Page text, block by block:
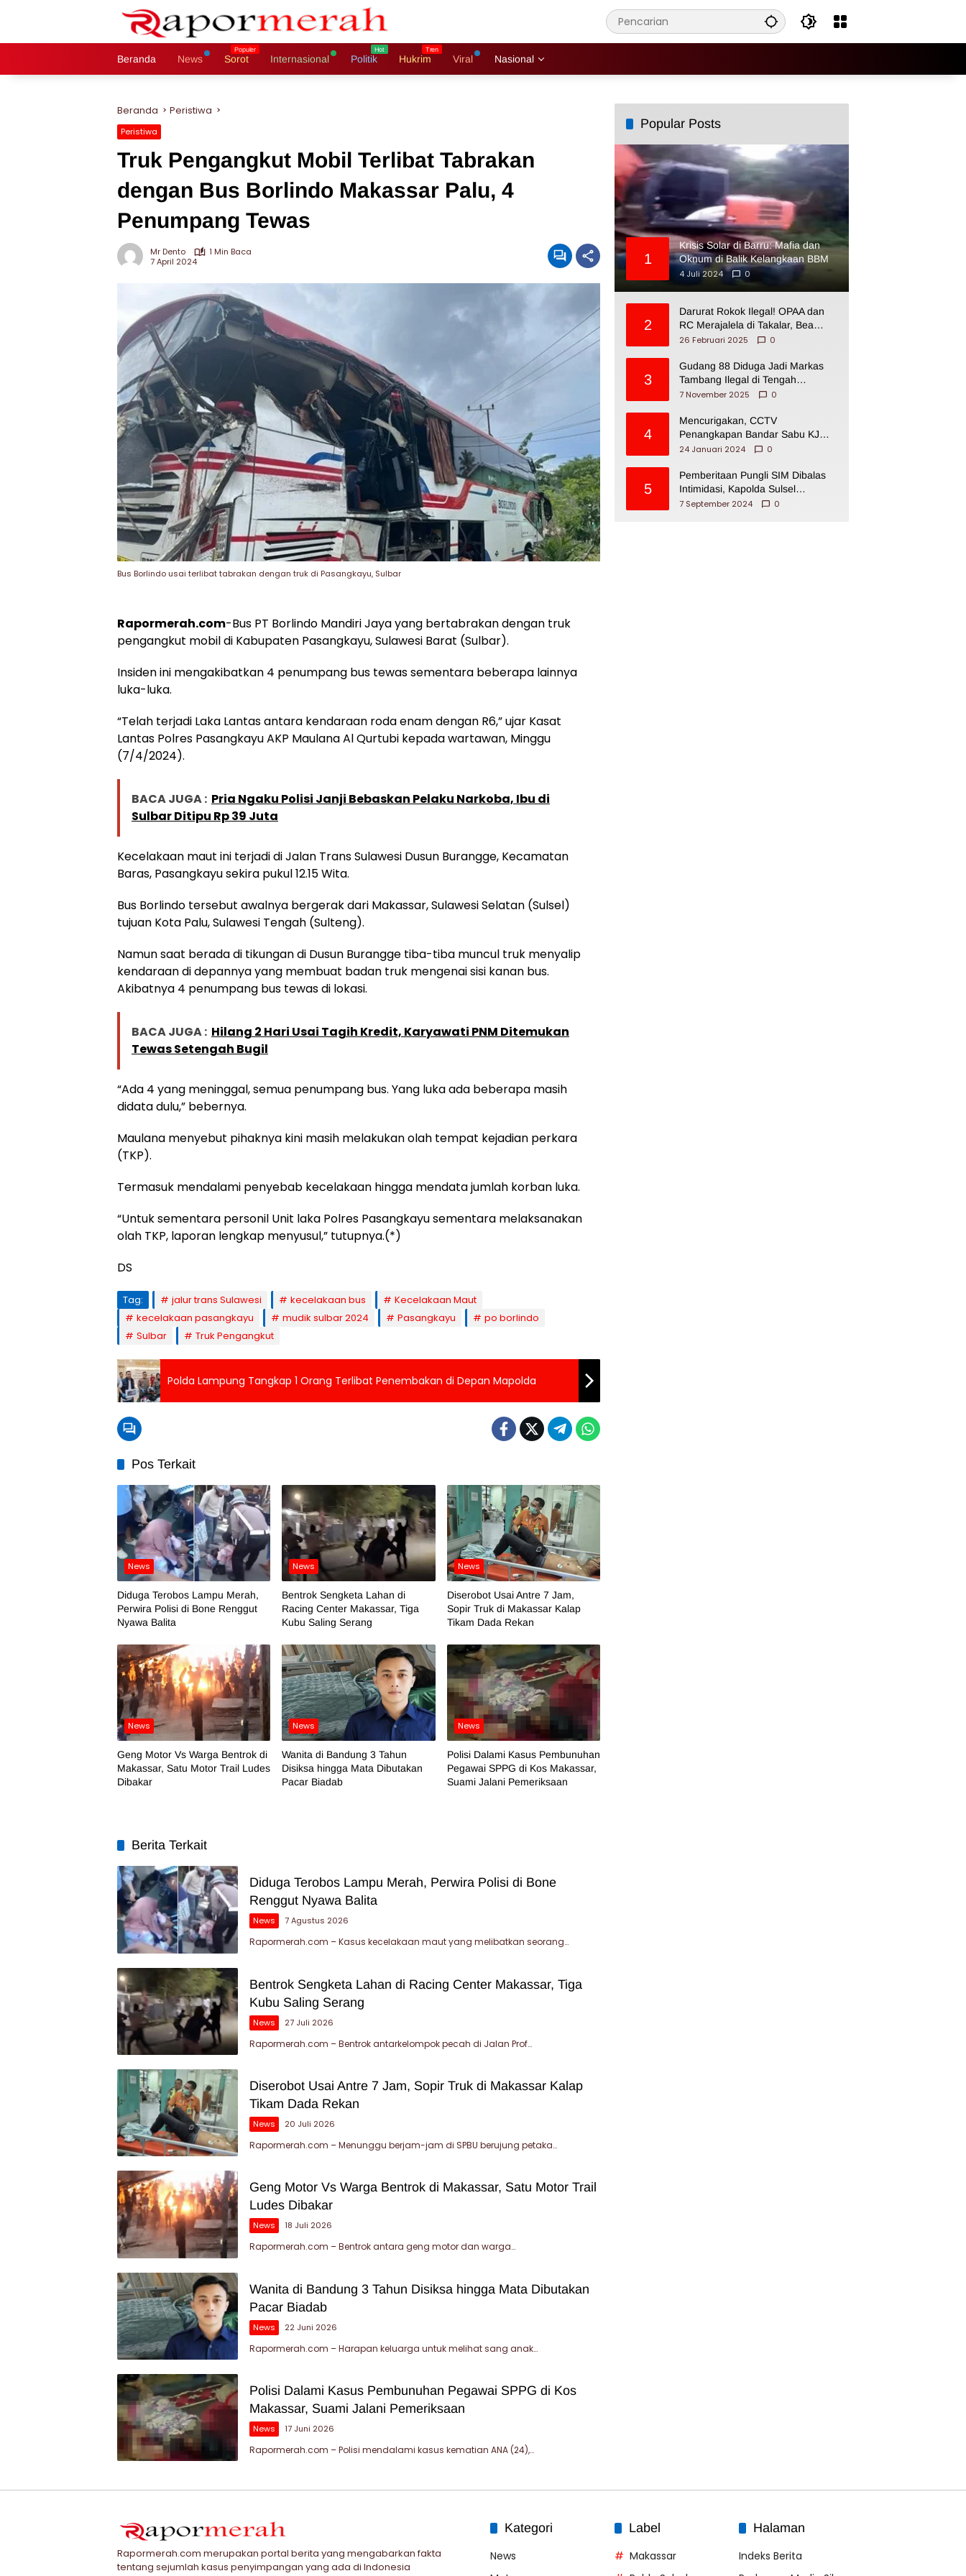
Beranda News Sorot Internasional Politik Hukrim Viral Nasional
Beranda Peristiwa
Peristiwa
Truk Pengangkut Mobil Terlibat Tabrakan
dengan Bus Borlindo Makassar Palu, 4
Penumpang Tewas
Mr Dento
1 Min Baca
7 April 2024
Bus Borlindo usai terlibat tabrakan dengan truk di Pasangkayu, Sulbar
Rapormerah.com-Bus PT Borlindo Mandiri Jaya yang bertabrakan dengan truk
pengangkut mobil di Kabupaten Pasangkayu, Sulawesi Barat (Sulbar).
Insiden ini mengakibatkan 4 penumpang bus tewas sementara beberapa lainnya
luka-luka.
“Telah terjadi Laka Lantas antara kendaraan roda enam dengan R6,” ujar Kasat
Lantas Polres Pasangkayu AKP Maulana Al Qurtubi kepada wartawan, Minggu
(7/4/2024).
BACA JUGA : Pria Ngaku Polisi Janji Bebaskan Pelaku Narkoba, Ibu di
Sulbar Ditipu Rp 39 Juta
Kecelakaan maut ini terjadi di Jalan Trans Sulawesi Dusun Burangge, Kecamatan
Baras, Pasangkayu sekira pukul 12.15 Wita.
Bus Borlindo tersebut awalnya bergerak dari Makassar, Sulawesi Selatan (Sulsel)
tujuan Kota Palu, Sulawesi Tengah (Sulteng).
Namun saat berada di tikungan di Dusun Burangge tiba-tiba muncul truk menyalip
kendaraan di depannya yang membuat badan truk mengenai sisi kanan bus.
Akibatnya 4 penumpang bus tewas di lokasi.
BACA JUGA : Hilang 2 Hari Usai Tagih Kredit, Karyawati PNM Ditemukan
Tewas Setengah Bugil
“Ada 4 yang meninggal, semua penumpang bus. Yang luka ada beberapa masih
didata dulu,” bebernya.
Maulana menyebut pihaknya kini masih melakukan olah tempat kejadian perkara
(TKP).
Termasuk mendalami penyebab kecelakaan hingga mendata jumlah korban luka.
“Untuk sementara personil Unit laka Polres Pasangkayu sementara melaksanakan
olah TKP, laporan lengkap menyusul,” tutupnya.(*)
DS
Tag: jalur trans Sulawesi kecelakaan bus
Kecelakaan Maut
kecelakaan pasangkayu
mudik sulbar 2024 Pasangkayu
po borlindo
Sulbar
Truk Pengangkut
Polda Lampung Tangkap 1 Orang Terlibat Penembakan di Depan Mapolda
Pos Terkait
News
Diduga Terobos Lampu Merah,
Perwira Polisi di Bone Renggut
Nyawa Balita
News
Bentrok Sengketa Lahan di
Racing Center Makassar, Tiga
Kubu Saling Serang
News
Diserobot Usai Antre 7 Jam,
Sopir Truk di Makassar Kalap
Tikam Dada Rekan
News
Geng Motor Vs Warga Bentrok di
Makassar, Satu Motor Trail Ludes
Dibakar
News
Wanita di Bandung 3 Tahun
Disiksa hingga Mata Dibutakan
Pacar Biadab
News
Polisi Dalami Kasus Pembunuhan
Pegawai SPPG di Kos Makassar,
Suami Jalani Pemeriksaan
Berita Terkait
Diduga Terobos Lampu Merah, Perwira Polisi di Bone
Renggut Nyawa Balita
News 7 Agustus 2026
Rapormerah.com – Kasus kecelakaan maut yang melibatkan seorang…
Bentrok Sengketa Lahan di Racing Center Makassar, Tiga
Kubu Saling Serang
News 27 Juli 2026
Rapormerah.com – Bentrok antarkelompok pecah di Jalan Prof…
Diserobot Usai Antre 7 Jam, Sopir Truk di Makassar Kalap
Tikam Dada Rekan
News 20 Juli 2026
Rapormerah.com – Menunggu berjam-jam di SPBU berujung petaka…
Geng Motor Vs Warga Bentrok di Makassar, Satu Motor Trail
Ludes Dibakar
News 18 Juli 2026
Rapormerah.com – Bentrok antara geng motor dan warga…
Wanita di Bandung 3 Tahun Disiksa hingga Mata Dibutakan
Pacar Biadab
News 22 Juni 2026
Rapormerah.com – Harapan keluarga untuk melihat sang anak…
Polisi Dalami Kasus Pembunuhan Pegawai SPPG di Kos
Makassar, Suami Jalani Pemeriksaan
News 17 Juni 2026
Rapormerah.com – Polisi mendalami kasus kematian ANA (24),…
Popular Posts
1
Krisis Solar di Barru: Mafia dan
Oknum di Balik Kelangkaan BBM
4 Juli 2024
0
2
Darurat Rokok Ilegal! OPAA dan
RC Merajalela di Takalar, Bea
Cukai Impoten
26 Februari 2025 0
3
Gudang 88 Diduga Jadi Markas
Tambang Ilegal di Tengah
Permukiman Warga Makassar
7 November 2025 0
4
Mencurigakan, CCTV
Penangkapan Bandar Sabu KJ
Disita Oknum BNNP Sulsel
24 Januari 2024 0
5
Pemberitaan Pungli SIM Dibalas
Intimidasi, Kapolda Sulsel
Dikecam PJI Sulsel
7 September 2024 0
Rapormerah.com merupakan portal berita yang mengabarkan fakta
tentang sejumlah kasus penyimpangan yang ada di Indonesia
Kategori
News
Label
Makassar
Halaman
Indeks Berita